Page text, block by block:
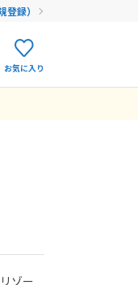
登録）
お気に入り
ゾー